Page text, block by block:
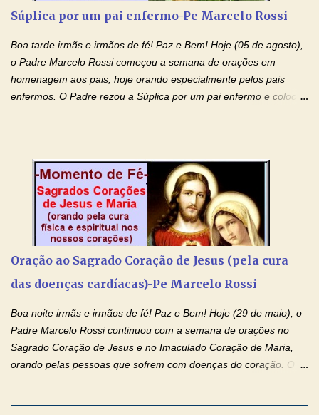
(apresente aqui o seu pedido...) Eu, desde já, agradeço de
coração, confiante que o Senhor me atenderá. Eu louvo o Pai por
ter nos dado o Senhor, Jesus, como presente de Páscoa. eu
agradeço de coração ao Espíri...
Súplica por um pai enfermo-Pe Marcelo Rossi
Boa tarde irmãs e irmãos de fé! Paz e Bem! Hoje (05 de agosto),
o Padre Marcelo Rossi começou a semana de orações em
homenagem aos pais, hoje orando especialmente pelos pais
enfermos. O Padre rezou a Súplica por um pai enfermo e colocou
de Nossa Senhora. Adriana dos Anjos-Devoção e Fé Mensagem
do Padre Marcelo Rossi por E-mail e Facebook: Como foi
anunciado ontem, entramos em uma semana de homenagens
aos nossos pais. Hoje nossas orações serão focadas nos pais
que não se encontram bem de saúde, OS PAIS ENFERMOS!
pais. Vamos dedicar um dia para os pais mais idosos, pais que
estão doentes, pais que estão longe dos filhos, pais que já são
para todos os pais. Hoje vamos d...
Oração ao Sagrado Coração de Jesus (pela cura
das doenças cardíacas)-Pe Marcelo Rossi
Boa noite irmãs e irmãos de fé! Paz e Bem! Hoje (29 de maio), o
Padre Marcelo Rossi continuou com a semana de orações no
Sagrado Coração de Jesus e no Imaculado Coração de Maria,
orando pelas pessoas que sofrem com doenças do coração. O